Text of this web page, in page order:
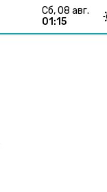
сб, 08 авг.
01:15